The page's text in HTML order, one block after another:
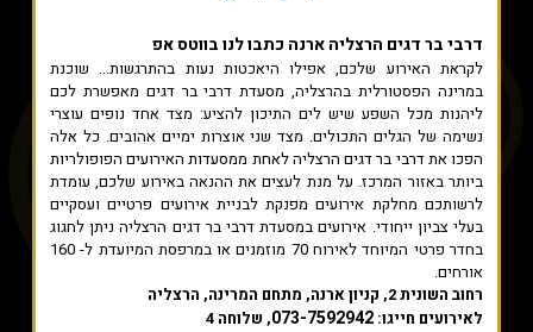
דרבי בר דגים הרצליה ארנה כתבו לנו בווטס אפ
לקראת האירוע שלכם, אפילו היאכטות נעות בהתרגשות... שוכנת
במרינה הפסטורלית בהרצליה, מסעדת דרבי בר דגים מאפשרת לכם
ליהנות מכל השפע שיש לים התיכון להציע: מצד אחד נופים עוצרי
נשימה של הגלים התכולים. מצד שני אוצרות ימיים אהובים. כל אלה
הפכו את דרבי בר דגים הרצליה לאחת ממסעדות האירועים הפופולריות
ביותר באזור המרכז. על מנת לעצים את ההנאה באירוע שלכם, עומדת
לרשותכם מחלקת אירועים מפנקת לבניית אירועים פרטיים ועסקיים
בעלי צביון ייחודי. אירועים במסעדת דרבי בר דגים הרצליה ניתן לחגוג
בחדר פרטי המיוחד לאירוח 70 מוזמנים או במרפסת המיועדת ל- 160
אורחים.
רחוב השונית 2, קניון ארנה, מתחם המרינה, הרצליה
לאירועים חייגו: 073-7592942, שלוחה 4